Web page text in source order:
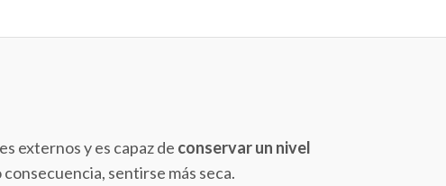
externos y es capaz de conservar un nivel
sentirse más seca.